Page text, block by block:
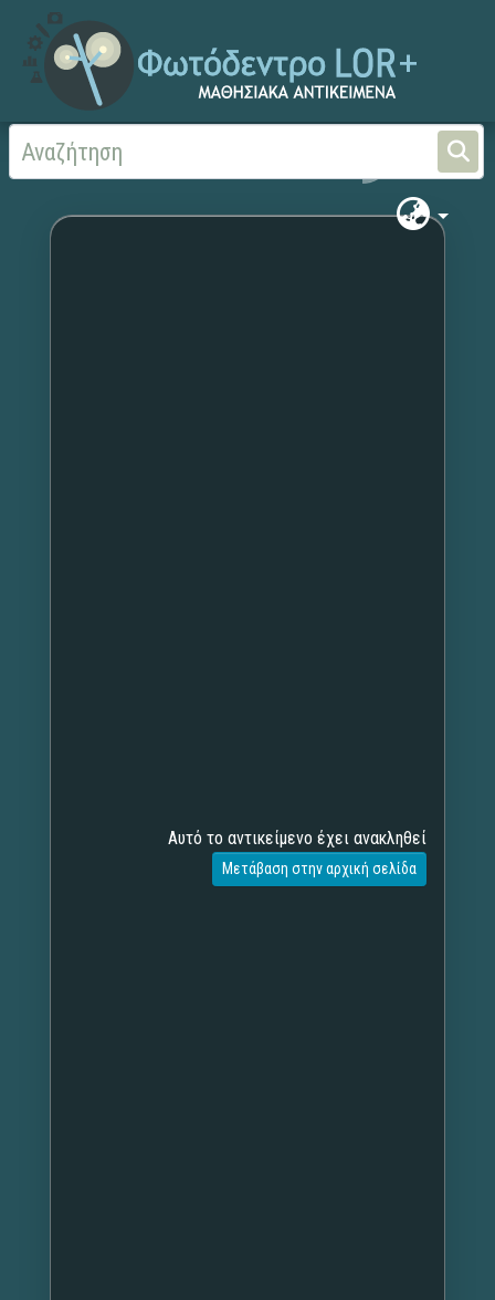
Αρχική Χωρίς τίτλο
Αυτό το αντικείμενο έχει ανακληθεί
Μετάβαση στην αρχική σελίδα